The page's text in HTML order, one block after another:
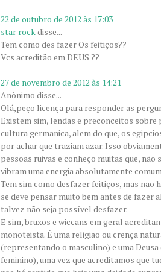
22 de outubro de 2012 às 17:03
star rockdisse...
Tem como des fazer Os feitiços??
Vcs acreditão em DEUS ??
27 de novembro de 2012 às 14:21
Anônimo disse...
Olá,peço licença para responder as
Existem sim, lendas e preconceitos sobre
cultura germanica, alem do que, os
por achar que traziam azar. Isso
pessoas ruivas e conheço muitas que, não
vibram uma energia absolutamente
Tem sim como desfazer feitiços, mas nao
se deve pensar muito bem antes de fazer
talvez não seja possível desfazer.
E sim, bruxos e wiccans em geral
monoteista. É uma religiao ou crença
(representando o masculino) e uma
feminino), uma vez que acreditamos que